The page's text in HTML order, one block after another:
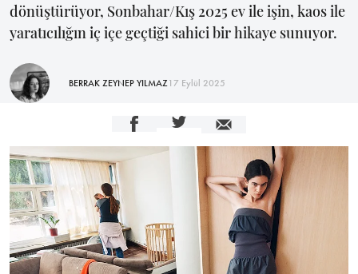
dönüştürüyor, Sonbahar/Kış 2025 ev ile işin, kaos ile
yaratıcılığın iç içe geçtiği sahici bir hikaye sunuyor.
BERRAK ZEYNEP YILMAZ17 Eylül 2025